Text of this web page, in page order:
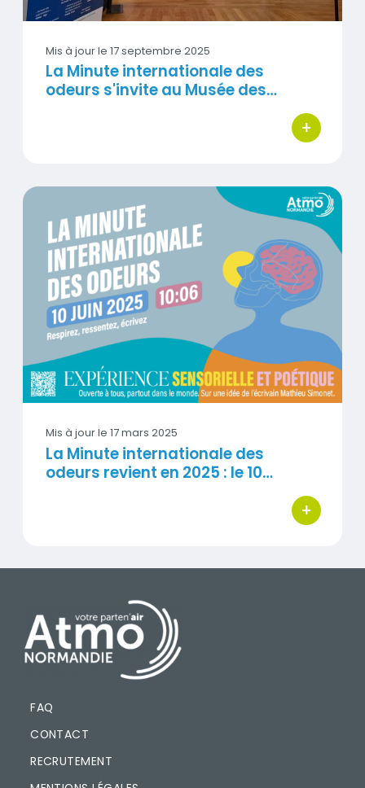
Mis à jour le 17 septembre 2025
La Minute internationale des
odeurs s'invite au Musée des…
+
bouton
La Minute internationale des odeurs revient en
Visuel
Mis à jour le 17 mars 2025
La Minute internationale des
odeurs revient en 2025 : le 10…
+
bouton
PIED DE PAGE
FAQ
CONTACT
RECRUTEMENT